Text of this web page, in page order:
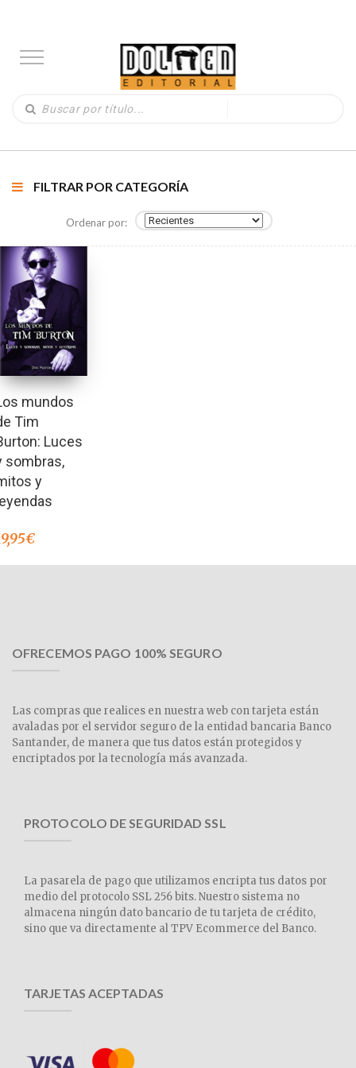
FILTRAR POR CATEGORÍA
Ordenar por:
mundos
Tim
Luces
sombras,
y
€
OFRECEMOS PAGO 100% SEGURO
Las compras que realices en nuestra web con tarjeta están
avaladas por el servidor seguro de la entidad bancaria Banco
Santander, de manera que tus datos están protegidos y
encriptados por la tecnología más avanzada.
PROTOCOLO DE SEGURIDAD SSL
La pasarela de pago que utilizamos encripta tus datos por
medio del protocolo SSL 256 bits. Nuestro sistema no
almacena ningún dato bancario de tu tarjeta de crédito,
sino que va directamente al TPV Ecommerce del Banco.
TARJETAS ACEPTADAS